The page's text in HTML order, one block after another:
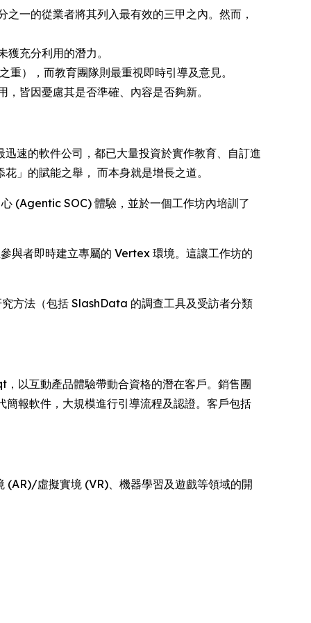
一的從業者將其列入最有效的三甲之內。然而，
充分利用的潛力。
），而教育團隊則最重視即時引導及意見。
皆因憂慮其是否準確、內容是否夠新。
速的軟件公司，都已大量投資於實作教育、自訂進
」的賦能之舉， 而本身就是增長之道。
(Agentic SOC) 體驗，並於一個工作坊內培訓了
者即時建立專屬的 Vertex 環境。這讓工作坊的
方法（包括 SlashData 的調查工具及受訪者分類
以互動產品體驗帶動合資格的潛在客戶。銷售團
報軟件，大規模進行引導流程及認證。客戶包括
(AR)/虛擬實境 (VR)、機器學習及遊戲等領域的開